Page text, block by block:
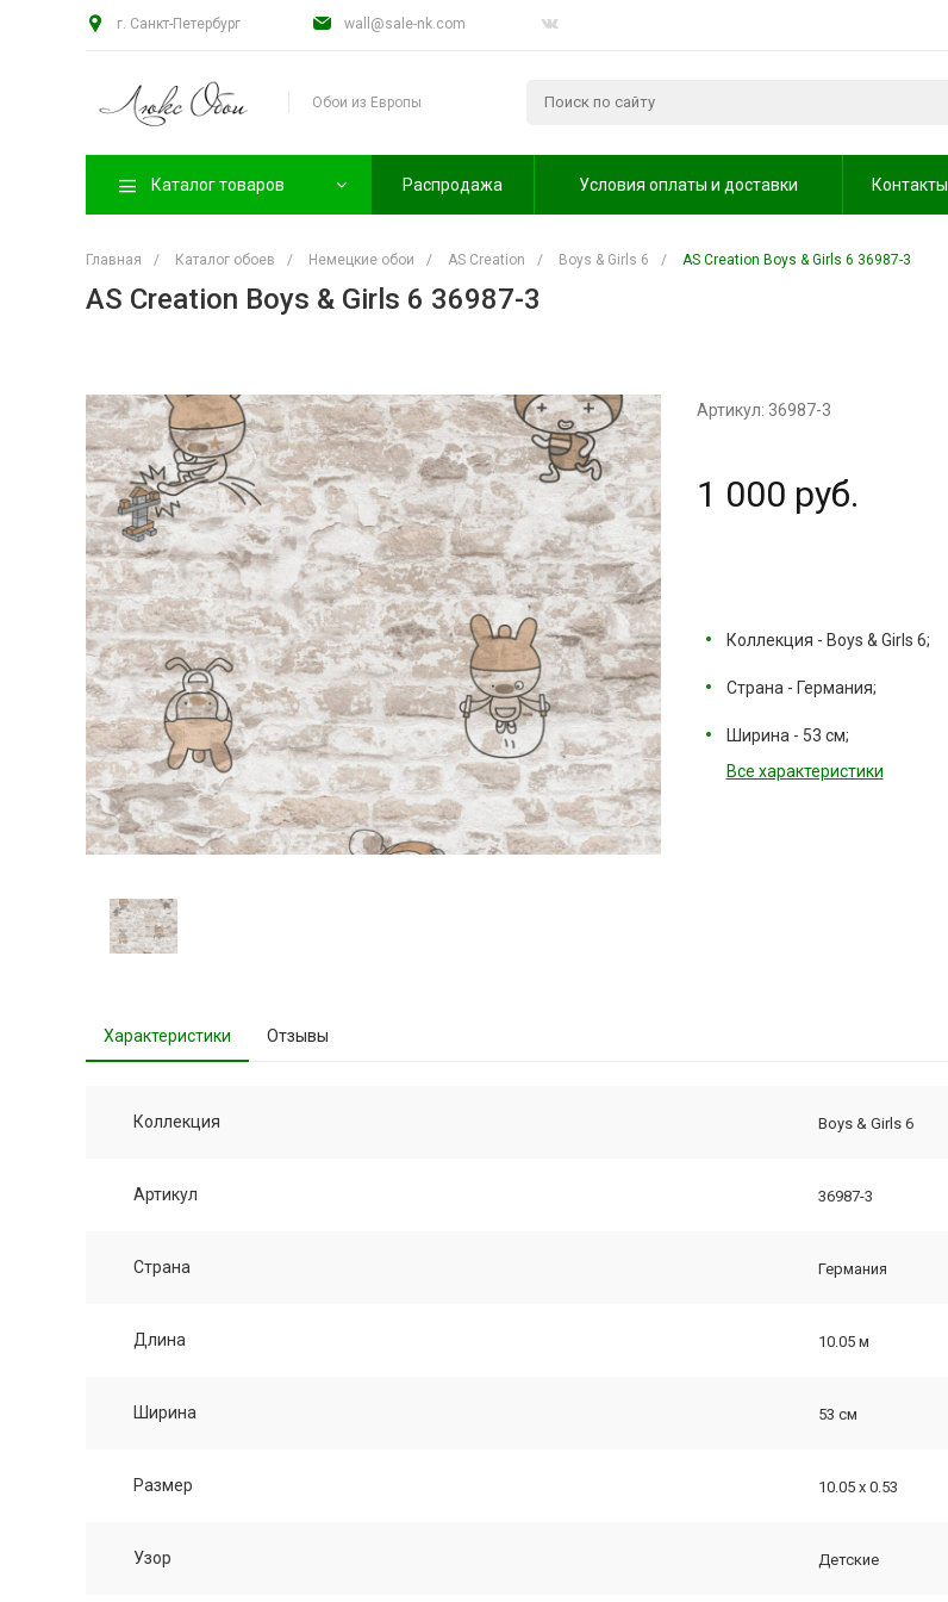
г. Санкт-Петербург wall@sale-nk.com
Обои из Европы
Каталог товаров Распродажа Условия оплаты и доставки Контакты
Главная / Каталог обоев / Немецкие обои / AS Creation / Boys & Girls 6 / AS Creation Boys & Girls 6 36987-3
AS Creation Boys & Girls 6 36987-3
Артикул: 36987-3
1 000 руб.
Коллекция - Boys & Girls 6;
Страна - Германия;
Ширина - 53 см;
Все характеристики
Характеристики Отзывы
Коллекция Boys & Girls 6
Артикул 36987-3
Страна Германия
Длина 10.05 м
Ширина 53 см
Размер 10.05 х 0.53
Узор Детские